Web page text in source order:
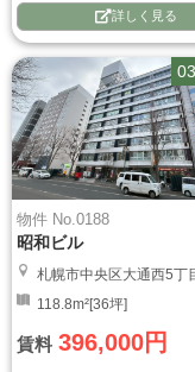
詳しく見る
物件 No.0188
昭和ビル
札幌市中央区大通西5丁
118.8m²[36坪]
賃料 396,000円